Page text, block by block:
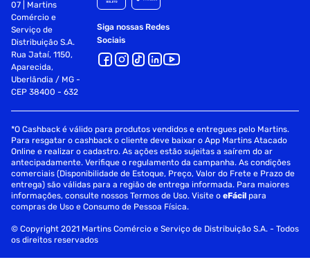
07 | Martins
Comércio e
Serviço de
Distribuição S.A.
Rua Jataí, 1150,
Aparecida,
Uberlândia / MG -
CEP 38400 - 632
Siga nossas Redes
Sociais
*O Cashback é válido para produtos vendidos e entregues pelo Martins.
Para resgatar o cashback o cliente deve baixar o App Martins Atacado
Online e realizar o cadastro. As ações estão sujeitas a saírem do ar
antecipadamente. Verifique o regulamento da campanha. As condições
comerciais (Disponibilidade de Estoque, Preço, Valor do Frete e Prazo de
entrega) são válidas para a região de entrega informada. Para maiores
informações, consulte nossos Termos de Uso. Visite oeFácil para
compras de Uso e Consumo de Pessoa Física.
© Copyright 2021 Martins Comércio e Serviço de Distribuição S.A. - Todos
os direitos reservados